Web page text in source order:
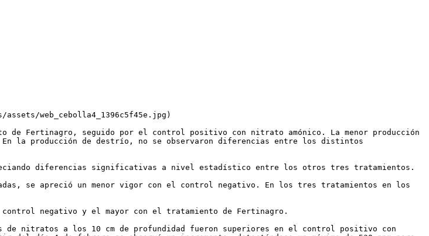
web_cebolla4_1396c5f45e.jpg)
de Fertinagro, seguido por el control positivo con nitrato amónico. La menor producción
la producción de destrío, no se observaron diferencias entre los distintos
diferencias significativas a nivel estadístico entre los otros tres tratamientos.
se apreció un menor vigor con el control negativo. En los tres tratamientos en los
negativo y el mayor con el tratamiento de Fertinagro.
nitratos a los 10 cm de profundidad fueron superiores en el control positivo con